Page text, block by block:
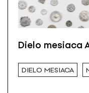
Dielo mesiaca
DIELO MESIACA